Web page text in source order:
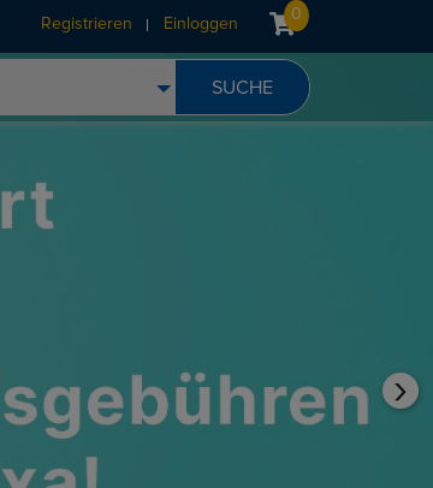
Registrieren Einloggen
0
›